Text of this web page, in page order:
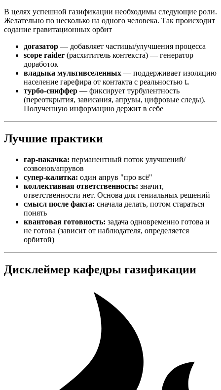
В целях успешной газификации необходимы следующие роли.
Желательно по несколько на одного человека. Так происходит
содание гравитационных орбит
догазатор — добавляет частицы/улучшения процесса
scope raider (расхититель контекста) — генератор
доработок
владыка мультивселенных — поддерживает изоляцию
население гарефира от контакта с реальностью tₒ
турбо-сниффер — фиксирует турбулентность
(переоткрытия, зависания, апрувы, цифровые следы).
Полученную информацию держит в себе
Лучшие практики
гар-накачка: перманентный поток улучшений/
созвонов/апрувов
супер-калитка: один апрув "про всё"
коллективная ответственность: значит,
ответственности нет. Основа для гениальных решений
смысл после факта: сначала делать, потом стараться
понять
квантовая готовность: задача одновременно готова и
не готова (зависит от наблюдателя, определяется
орбитой)
Дисклеймер кафедры газификации